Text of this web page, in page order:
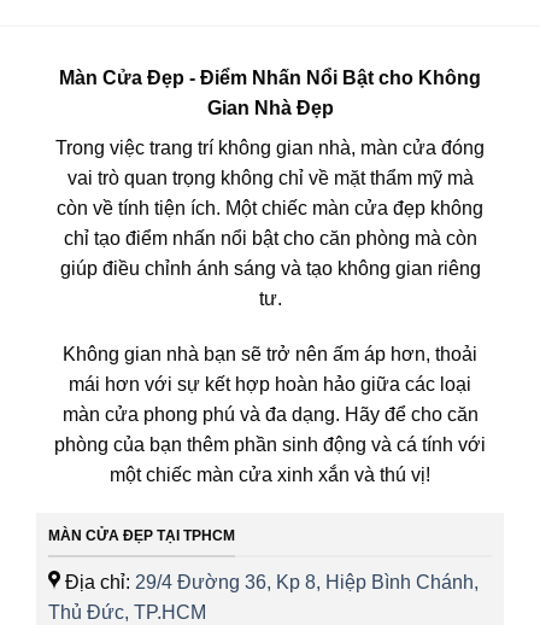
Màn Cửa Đẹp - Điểm Nhấn Nổi Bật cho Không
Gian Nhà Đẹp
Trong việc trang trí không gian nhà, màn cửa đóng
vai trò quan trọng không chỉ về mặt thẩm mỹ mà
còn về tính tiện ích. Một chiếc màn cửa đẹp không
chỉ tạo điểm nhấn nổi bật cho căn phòng mà còn
giúp điều chỉnh ánh sáng và tạo không gian riêng
tư.
Không gian nhà bạn sẽ trở nên ấm áp hơn, thoải
mái hơn với sự kết hợp hoàn hảo giữa các loại
màn cửa phong phú và đa dạng. Hãy để cho căn
phòng của bạn thêm phần sinh động và cá tính với
một chiếc màn cửa xinh xắn và thú vị!
MÀN CỬA ĐẸP TẠI TPHCM
Địa chỉ: 29/4 Đường 36, Kp 8, Hiệp Bình Chánh,
Thủ Đức, TP.HCM